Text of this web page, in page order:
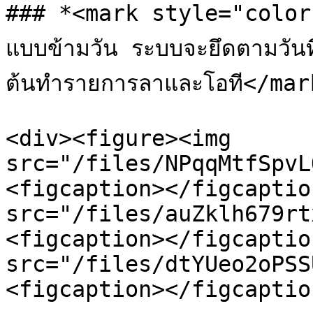
### *<mark
แบบข้ามวัน ระบบจะยึดตามวัน
ต้นทำรายการลาและโอที</
<div><figure><img
src="/files/
<figcaption></
src="/files/
<figcaption></
src="/files/